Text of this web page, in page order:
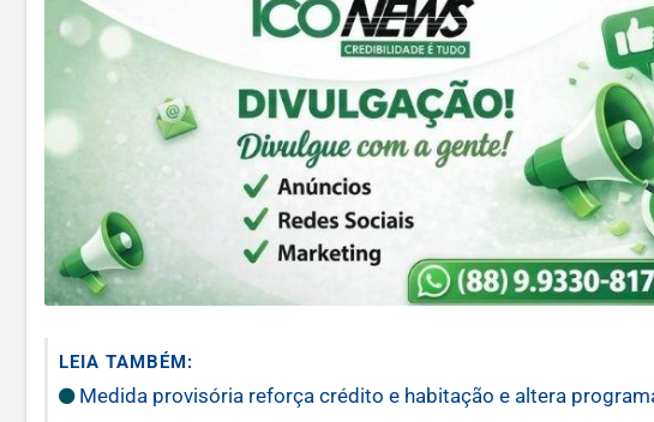
LEIA TAMBÉM:
Medida provisória reforça crédito e habitação e altera